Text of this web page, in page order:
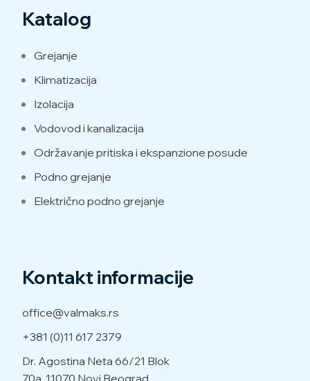
Katalog
Grejanje
Klimatizacija
Izolacija
Vodovod i kanalizacija
Održavanje pritiska i ekspanzione posude
Podno grejanje
Električno podno grejanje
Kontakt informacije
office@valmaks.rs
+381 (0)11 617 2379
Dr. Agostina Neta 66/21 Blok
70a, 11070 Novi Beograd